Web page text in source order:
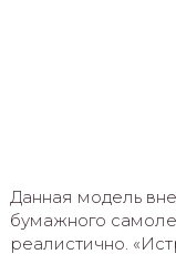
Данная модель
бумажного
реалистично.